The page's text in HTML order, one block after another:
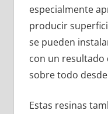
especialmente
producir
se pueden
con un resultado
sobre todo
Estas resinas